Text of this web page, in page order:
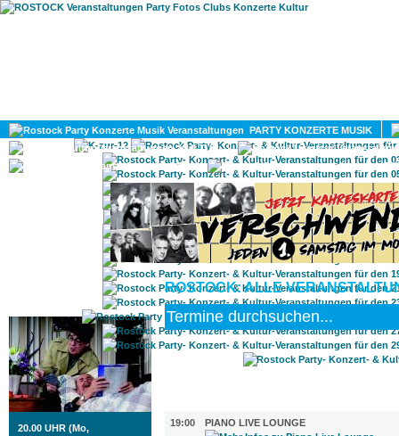
PARTY KONZERTE MUSIK
KULTUR
GAY
ROSTOCK TAGESTIPP
20.00 UHR (Mo,
ROSTOCK: ALLE
19:00
PIANO LIVE LOUNGE